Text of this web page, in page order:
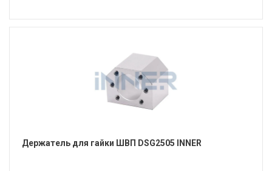
Держатель для гайки ШВП DSG2505 INNER